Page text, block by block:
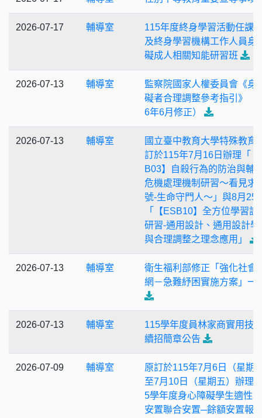
2026-07-17 輔導室
115年度終身學習活動任課
及終身學習機構工作人員身
礙成人相關知能研習班
2026-07-13 輔導室
監察院國家人權委員會《身
礙者合理調整參考指引》（
6年6月修正）
2026-07-13 輔導室
國立臺中教育大學特殊教育
訂於115年7月16日辦理「
B03】自殺行為的防治與輔
危機處理機制研習〜看見求
號-生命守門人〜」與8月25
「【ESB10】全方位學習設
研習-通用設計、通用設計學
與合理調整之理念應用」
2026-07-13 輔導室
衛生福利部修正「強化社會
網－急難紓困實施方案」一
2026-07-13 輔導室
115學年度員林家商實用技
續招簡章公告
2026-07-09 輔導室
原訂於115年7月6日（星期
至7月10日（星期五）辦理
5學年度身心障礙學生適性
安置聯合安置─餘額安置報